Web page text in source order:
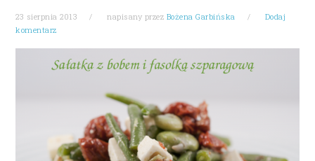
23 sierpnia 2013 napisany przez Bożena Garbińska
Dodaj
komentarz